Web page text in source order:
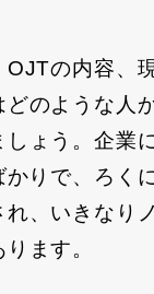
OJTの内容、
のような人
ょう。企業
りで、ろく
、いきなり
ます。